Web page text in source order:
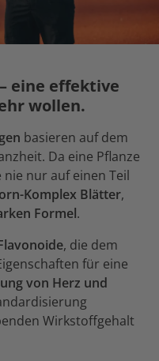
eine effektive
wollen.
basieren auf dem
Da eine Pflanze
nur auf einen Teil
Komplex Blätter,
Formel.
, die dem
für eine
von Herz und
Wirkstoffgehalt